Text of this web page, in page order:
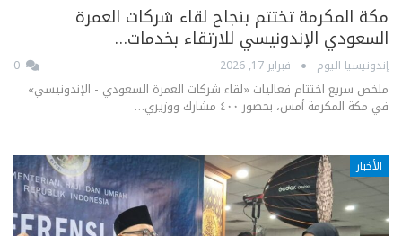
مكة المكرمة تختتم بنجاح لقاء شركات العمرة
السعودي الإندونيسي للارتقاء بخدمات…
إندونيسيا اليوم فبراير 17, 2026
ملخص سريع اختتام فعاليات «لقاء شركات العمرة السعودي - الإندونيسي»
في مكة المكرمة أمس، بحضور ٤٠٠ مشارك ووزيري…
الأخبار